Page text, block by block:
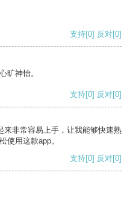
支持[0] 反对[0]
旷神怡。
支持[0] 反对[0]
来非常容易上手，让我能够快速熟
使用这款app。
支持[0] 反对[0]